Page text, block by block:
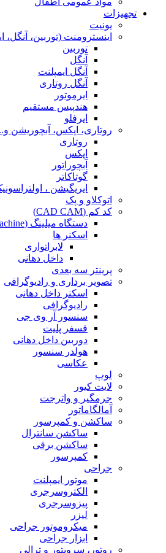
تجهیزات
یونیت
اینسترومنت (توربین، آنگل،
توربین
آنگل
آنگل ایمپلنت
آنگل روتاری
ایرموتور
هندپیس مستقیم
ایرفلو
روتاری، اپکس، آبچوریشن
روتاری
اپکس
آبچوراتور
گوتاکاتر
ایریگیشن ،
اتوکلاو و پک
کد کم (CAD CAM)
دستگاه میلینگ (Milling Machine)
اسکنر ها
لابراتواری
داخل دهانی
پرینتر سه بعدی
تصویر برداری و رادیوگرافی
اسکنر داخل دهانی
رادیوگرافی
سنسور آر وی جی
فسفر پلیت
دوربین داخل دهانی
هولدر سنسور
عکاسی
لوپ
لایت کیور
جرمگیر و واترجت
آمالگاماتور
ساکشن و کمپرسور
ساکشن سانترال
ساکشن برقی
کمپرسور
جراحی
موتور ایمپلنت
الکتروسرجری
پیزوسرجری
لیزر
میکروموتور جراحی
ابزار جراحی
روتور، سرویتور و ترالی